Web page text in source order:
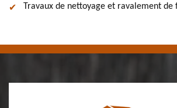
Travaux de nettoyage et ravalement de